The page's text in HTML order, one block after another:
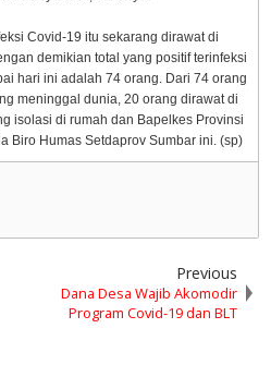
Covid-19 itu sekarang dirawat di
demikian total yang positif terinfeksi
hari ini adalah 74 orang. Dari 74 orang
meninggal dunia, 20 orang dirawat di
isolasi di rumah dan Bapelkes Provinsi
Biro Humas Setdaprov Sumbar ini. (sp)
Previous
Dana Desa Wajib Akomodir
Program Covid-19 dan BLT